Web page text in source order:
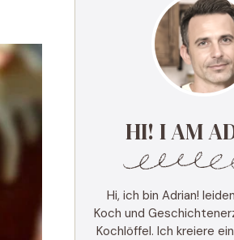
HI! I AM
Hi, ich bin Adrian!
Koch und
Kochlöffel. Ich kreiere